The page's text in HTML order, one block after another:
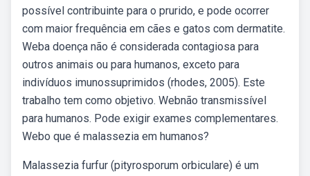
possível contribuinte para o prurido, e pode ocorrer
com maior frequência em cães e gatos com dermatite.
Weba doença não é considerada contagiosa para
outros animais ou para humanos, exceto para
indivíduos imunossuprimidos (rhodes, 2005). Este
trabalho tem como objetivo. Webnão transmissível
para humanos. Pode exigir exames complementares.
Webo que é malassezia em humanos?
Malassezia furfur (pityrosporum orbiculare) é um